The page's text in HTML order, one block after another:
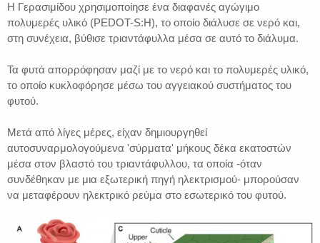
Η Γερασιμίδου χρησιμοποίησε ένα διαφανές αγώγιμο
πολυμερές υλικό (PEDOT-S:Η), το οποίο διάλυσε σε νερό και,
στη συνέχεια, βύθισε τριαντάφυλλα μέσα σε αυτό το διάλυμα.
Τα φυτά απορρόφησαν μαζί με το νερό και το πολυμερές υλικό,
το οποίο κυκλοφόρησε μέσω του αγγειακού συστήματος του
φυτού.
Μετά από λίγες μέρες, είχαν δημιουργηθεί
αυτοσυναρμολογούμενα 'σύρματα' μήκους δέκα εκατοστών
μέσα στον βλαστό του τριαντάφυλλου, τα οποία -όταν
συνδέθηκαν με μια εξωτερική πηγή ηλεκτρισμού- μπορούσαν
να μεταφέρουν ηλεκτρικό ρεύμα στο εσωτερικό του φυτού.